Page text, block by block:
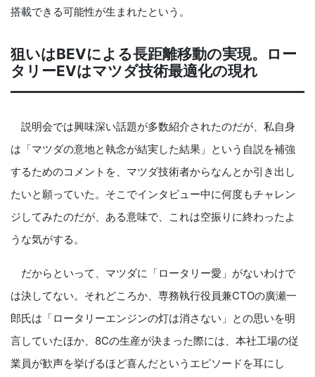
搭載できる可能性が生まれたという。
狙いはBEVによる長距離移動の実現。ロー
タリーEVはマツダ技術最適化の現れ
説明会では興味深い話題が多数紹介されたのだが、私自身
は「マツダの意地と執念が結実した結果」という自説を補強
するためのコメントを、マツダ技術者からなんとか引き出し
たいと願っていた。そこでインタビュー中に何度もチャレン
ジしてみたのだが、ある意味で、これは空振りに終わったよ
うな気がする。
だからといって、マツダに「ロータリー愛」がないわけで
は決してない。それどころか、専務執行役員兼CTOの廣瀬一
郎氏は「ロータリーエンジンの灯は消さない」との思いを明
言していたほか、8Cの生産が決まった際には、本社工場の従
業員が歓声を挙げるほど喜んだというエピソードを耳にし